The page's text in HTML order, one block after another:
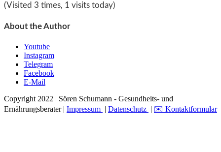
(Visited 3 times, 1 visits today)
About the Author
Youtube
Instagram
Telegram
Facebook
E-Mail
Copyright 2022 | Sören Schumann - Gesundheits- und
Ernährungsberater | Impressum | Datenschutz | ✉️ Kontaktformular